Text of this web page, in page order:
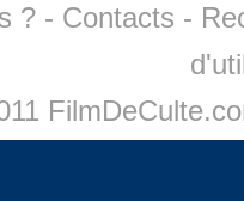
? - Contacts -